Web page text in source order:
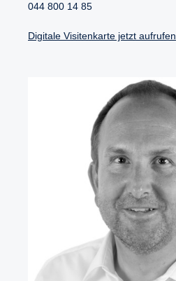
044 800 14 85
Digitale Visitenkarte jetzt aufrufen